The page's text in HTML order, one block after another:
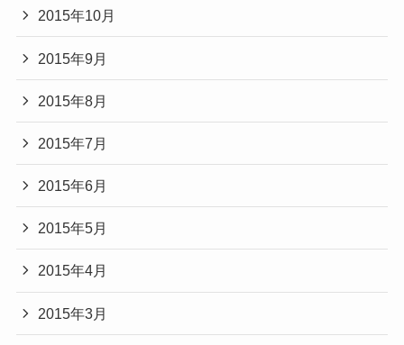
2015年10月
2015年9月
2015年8月
2015年7月
2015年6月
2015年5月
2015年4月
2015年3月